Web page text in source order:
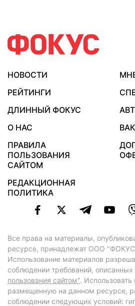
НОВОСТИ
РЕЙТИНГИ
ДЛИННЫЙ ФОКУС
О НАС
ПРАВИЛА
ПОЛЬЗОВАНИЯ
САЙТОМ
РЕДАКЦИОННАЯ
ПОЛИТИКА
Все права на материалы,
ресурсе, принадлежат ООО
Использование материалов
соблюдении требований, описанных
пользования сайтом".
размещенную на данном ресурсе,
соблюдении следующих условий: